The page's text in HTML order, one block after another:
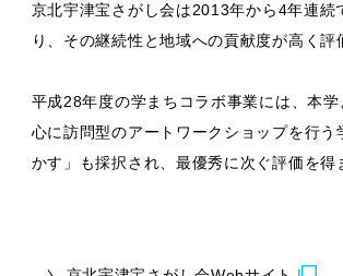
京北宇津宝さがし会は2013年から4年連続
り、その継続性と地域への貢献度が高く評
平成28年度の学まちコラボ事業には、本
心に訪問型のアートワークショップを行う
かす」も採択され、最優秀に次ぐ評価を得